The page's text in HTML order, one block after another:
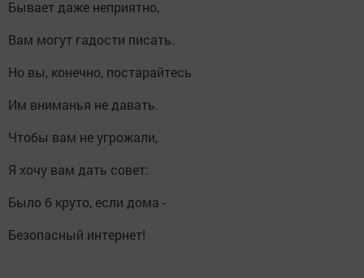
Бывает даже неприятно,
Вам могут гадости писать.
Но вы, конечно, постарайтесь
Им вниманья не давать.
Чтобы вам не угрожали,
Я хочу вам дать совет:
Было б круто, если дома -
Безопасный интернет!